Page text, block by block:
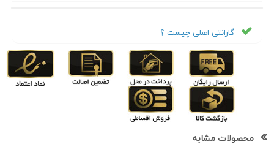
گارانتی اصلی چیست ؟
محصولات مشابه